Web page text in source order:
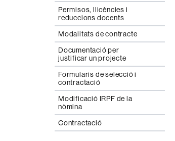
Permisos, llicències i
reduccions docents
Modalitats de contracte
Documentació per
justificar un projecte
Formularis de selecció i
contractació
Modificació IRPF de la
nòmina
Contractació